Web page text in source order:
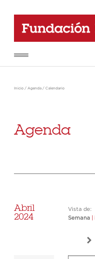
Inicio / Agenda / Calendario
Agenda
Abril
2024
Vista de:
Semana